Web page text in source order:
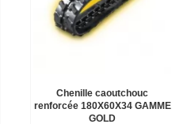
Chenille caoutchouc
renforcée 180X60X34 GAMME
GOLD